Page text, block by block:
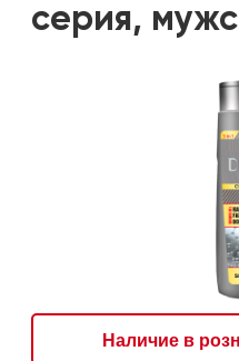
серия,
Наличие в